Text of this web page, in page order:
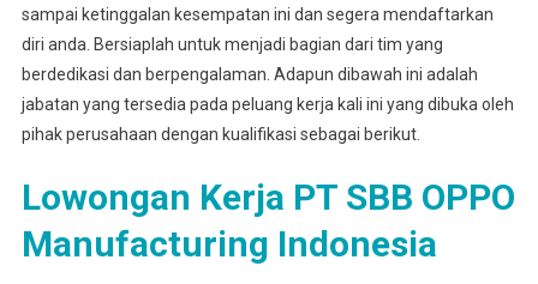
sampai ketinggalan kesempatan ini dan segera mendaftarkan
diri anda. Bersiaplah untuk menjadi bagian dari tim yang
berdedikasi dan berpengalaman. Adapun dibawah ini adalah
jabatan yang tersedia pada peluang kerja kali ini yang dibuka oleh
pihak perusahaan dengan kualifikasi sebagai berikut.
Lowongan Kerja PT SBB OPPO
Manufacturing Indonesia